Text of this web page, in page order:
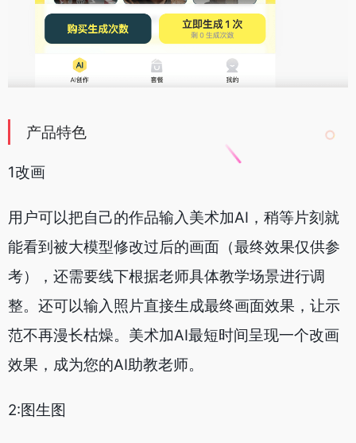
产品特色
1改画
用户可以把自己的作品输入美术加AI，稍等片刻就
能看到被大模型修改过后的画面（最终效果仅供参
考），还需要线下根据老师具体教学场景进行调
整。还可以输入照片直接生成最终画面效果，让示
范不再漫长枯燥。美术加AI最短时间呈现一个改画
效果，成为您的AI助教老师。
2:图生图